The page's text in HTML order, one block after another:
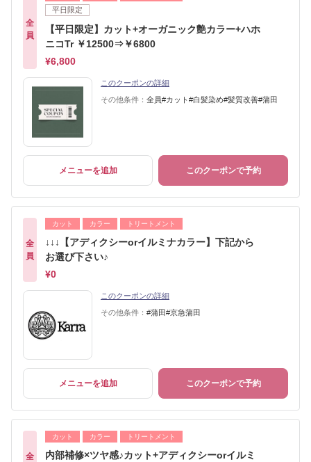
全
員
平日限定
【平日限定】カット+オーガニック艶カラー+ハホ
ニコTr ￥12500⇒￥6800
¥6,800
このクーポンの詳細
その他条件： 全員#カット#白髪染め#髪質改善#蒲田
メニューを追加 このクーポンで予約
全
員
カット カラー トリートメント
↓↓↓【アディクシーorイルミナカラー】下記から
お選び下さい♪
¥0
このクーポンの詳細
その他条件： #蒲田#京急蒲田
メニューを追加 このクーポンで予約
全
カット カラー トリートメント
内部補修×ツヤ感♪カット+アディクシーorイルミ